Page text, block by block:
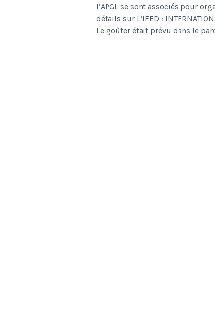
l’APGL se sont associés pour
détails sur L’IFED :
Le goûter était prévu dans le